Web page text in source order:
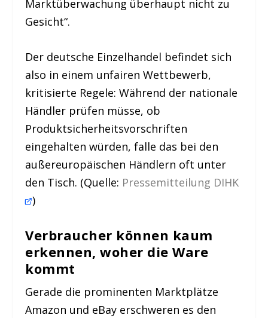
Marktüberwachung überhaupt nicht zu
Gesicht“.
Der deutsche Einzelhandel befindet sich
also in einem unfairen Wettbewerb,
kritisierte Regele: Während der nationale
Händler prüfen müsse, ob
Produktsicherheitsvorschriften
eingehalten würden, falle das bei den
außereuropäischen Händlern oft unter
den Tisch. (Quelle: Pressemitteilung DIHK
)
Verbraucher können kaum
erkennen, woher die Ware
kommt
Gerade die prominenten Marktplätze
Amazon und eBay erschweren es den